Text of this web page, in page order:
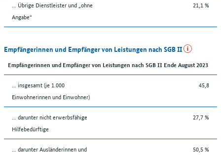
... Übrige Dienstleister und „ohne
Angabe“
21,1 %
Empfängerinnen und Empfänger von Leistungen nach SGB II
Empfängerinnen und Empfänger von Leistungen nach SGB II Ende August 2023
... insgesamt (je 1.000
Einwohnerinnen und Einwohner)
45,8
... darunter nicht erwerbsfähige
Hilfebedürftige
27,7 %
... darunter Ausländerinnen und
50,5 %